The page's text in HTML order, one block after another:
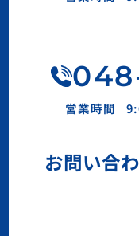
営業時間
お問い合